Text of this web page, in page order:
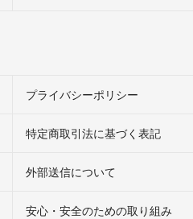
プライバシーポリシー
特定商取引法に基づく表記
外部送信について
安心・安全のための取り組み